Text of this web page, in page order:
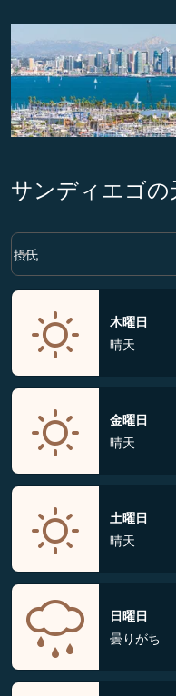
サンディエゴの
Weather unit option 摂
摂氏
keyboard_arrow_down
木曜日
晴天
金曜日
晴天
土曜日
晴天
日曜日
曇りがち